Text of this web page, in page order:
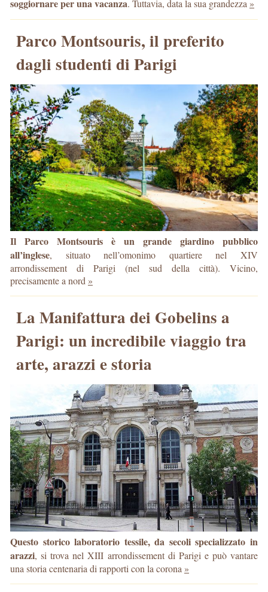
soggiornare per una vacanza. Tuttavia, data la sua grandezza »
Parco Montsouris, il preferito
dagli studenti di Parigi
Il Parco Montsouris è un grande giardino pubblico
all’inglese, situato nell’omonimo quartiere nel XIV
arrondissement di Parigi (nel sud della città). Vicino,
precisamente a nord »
La Manifattura dei Gobelins a
Parigi: un incredibile viaggio tra
arte, arazzi e storia
Questo storico laboratorio tessile, da secoli specializzato in
arazzi, si trova nel XIII arrondissement di Parigi e può vantare
una storia centenaria di rapporti con la corona »